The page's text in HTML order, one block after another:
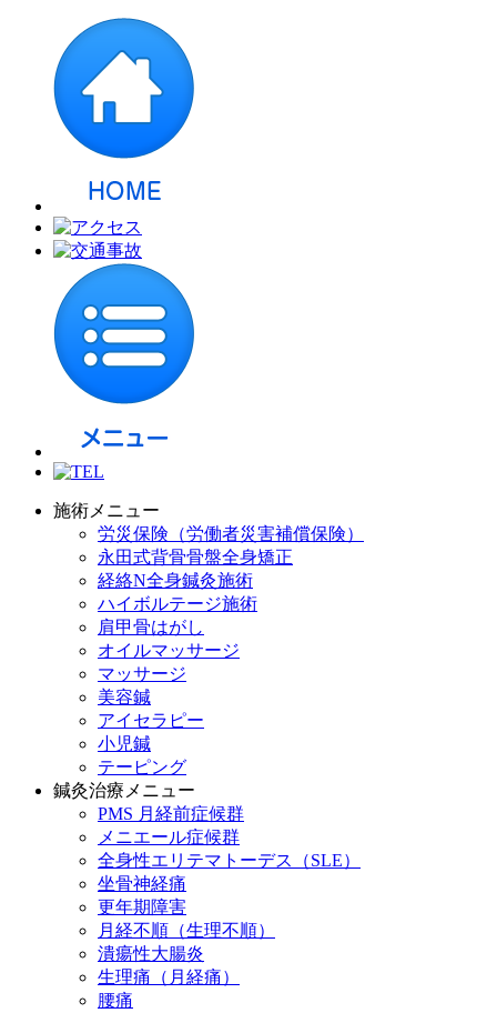
施術メニュー
労災保険（労働者災害補償保険）
永田式背骨骨盤全身矯正
経絡N全身鍼灸施術
ハイボルテージ施術
肩甲骨はがし
オイルマッサージ
マッサージ
美容鍼
アイセラピー
小児鍼
テーピング
鍼灸治療メニュー
PMS 月経前症候群
メニエール症候群
全身性エリテマトーデス（SLE）
坐骨神経痛
更年期障害
月経不順（生理不順）
潰瘍性大腸炎
生理痛（月経痛）
腰痛